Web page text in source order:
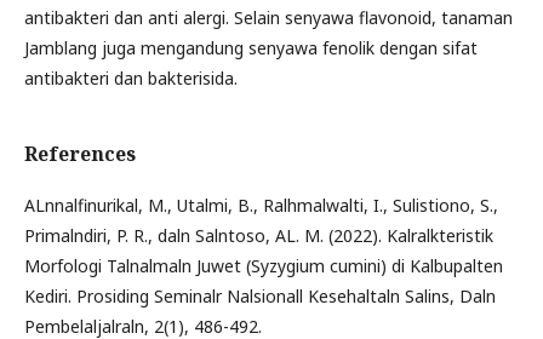
antibakteri dan anti alergi. Selain senyawa flavonoid, tanaman
Jamblang juga mengandung senyawa fenolik dengan sifat
antibakteri dan bakterisida.
References
ALnnalfinurikal, M., Utalmi, B., Ralhmalwalti, I., Sulistiono, S.,
Primalndiri, P. R., daln Salntoso, AL. M. (2022). Kalralkteristik
Morfologi Talnalmaln Juwet (Syzygium cumini) di Kalbupalten
Kediri. Prosiding Seminalr Nalsionall Kesehaltaln Salins, Daln
Pembelaljalraln, 2(1), 486-492.